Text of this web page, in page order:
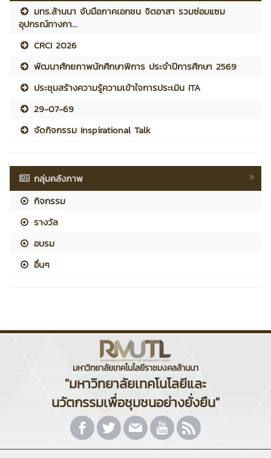
มทร.ล้านนา จับมือภาคเอกชน จิตอาสา รวมซ่อมแซม
อุปกรณ์ทางกา...
CRCI 2026
พัฒนาศักยภาพนักศึกษาพิการ ประจำปีการศึกษา 2569
ประชุมสร้างความรู้ความเข้าใจการประเมิน ITA
29-07-69
จัดกิจกรรม Inspirational Talk
กลุ่มคลังภาพ
กิจกรรม
รางวัล
อบรม
อื่นๆ
มหาวิทยาลัยเทคโนโลยีราชมงคลล้านนา
"มหาวิทยาลัยเทคโนโลยีและ
นวัตกรรมเพื่อชุมชนอย่างยั่งยืน"